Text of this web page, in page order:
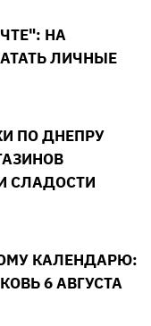
НА
ЛИЧНЫЕ
ПО ДНЕПРУ
СЛАДОСТИ
КАЛЕНДАРЮ:
6 АВГУСТА